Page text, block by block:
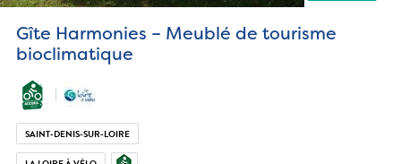
Gîte Harmonies – Meublé de tourisme
bioclimatique
SAINT-DENIS-SUR-LOIRE